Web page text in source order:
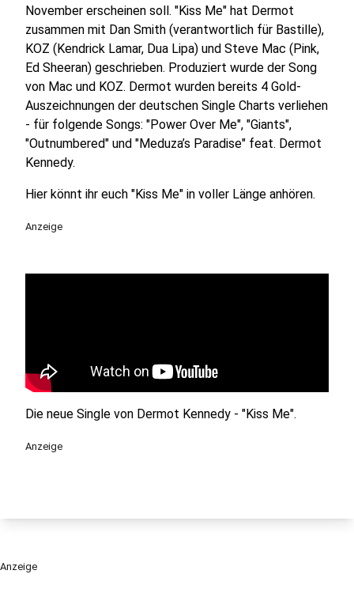
November erscheinen soll. "Kiss Me" hat Dermot
zusammen mit Dan Smith (verantwortlich für Bastille),
KOZ (Kendrick Lamar, Dua Lipa) und Steve Mac (Pink,
Ed Sheeran) geschrieben. Produziert wurde der Song
von Mac und KOZ. Dermot wurden bereits 4 Gold-
Auszeichnungen der deutschen Single Charts verliehen
- für folgende Songs: "Power Over Me", "Giants",
"Outnumbered" und "Meduza’s Paradise" feat. Dermot
Kennedy.
Hier könnt ihr euch "Kiss Me" in voller Länge anhören.
Anzeige
Die neue Single von Dermot Kennedy - "Kiss Me".
Anzeige
Anzeige